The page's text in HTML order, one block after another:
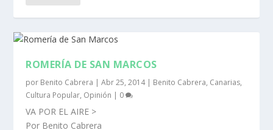
ROMERÍA DE SAN MARCOS
por Benito Cabrera |Abr 25, 2014| Benito Cabrera, Canarias,
Cultura Popular, Opinión | 0
VA POR EL AIRE >
Por Benito Cabrera